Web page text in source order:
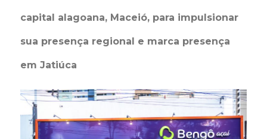
capital alagoana, Maceió, para impulsionar
sua presença regional e marca presença
em Jatiúca